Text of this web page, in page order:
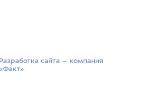
Разработка сайта –­ компания